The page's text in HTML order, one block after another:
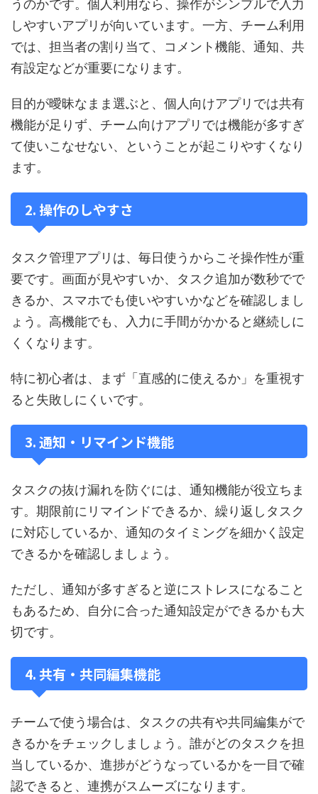
うのかです。個人利用なら、操作がシンプルで入力
しやすいアプリが向いています。一方、チーム利用
では、担当者の割り当て、コメント機能、通知、共
有設定などが重要になります。
目的が曖昧なまま選ぶと、個人向けアプリでは共有
機能が足りず、チーム向けアプリでは機能が多すぎ
て使いこなせない、ということが起こりやすくなり
ます。
2. 操作のしやすさ
タスク管理アプリは、毎日使うからこそ操作性が重
要です。画面が見やすいか、タスク追加が数秒でで
きるか、スマホでも使いやすいかなどを確認しまし
ょう。高機能でも、入力に手間がかかると継続しに
くくなります。
特に初心者は、まず「直感的に使えるか」を重視す
ると失敗しにくいです。
3. 通知・リマインド機能
タスクの抜け漏れを防ぐには、通知機能が役立ちま
す。期限前にリマインドできるか、繰り返しタスク
に対応しているか、通知のタイミングを細かく設定
できるかを確認しましょう。
ただし、通知が多すぎると逆にストレスになること
もあるため、自分に合った通知設定ができるかも大
切です。
4. 共有・共同編集機能
チームで使う場合は、タスクの共有や共同編集がで
きるかをチェックしましょう。誰がどのタスクを担
当しているか、進捗がどうなっているかを一目で確
認できると、連携がスムーズになります。